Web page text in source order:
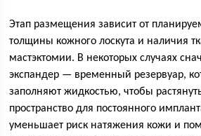
Этап размещения зависит от
толщины кожного лоскута и наличия
мастэктомии. В некоторых случаях
экспандер — временный резервуар,
заполняют жидкостью, чтобы
пространство для постоянного
уменьшает риск натяжения кожи и